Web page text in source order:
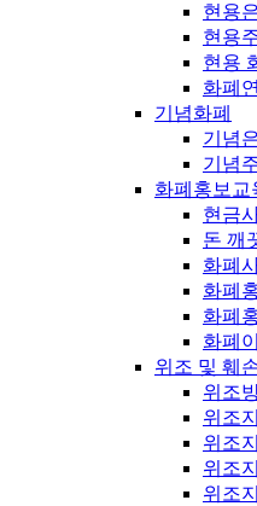
현용
현용
현용
화폐
기념화폐
기념
기념
화폐홍보교
현금
돈 깨
화폐
화폐
화폐
화폐
위조 및 훼
위조
위조
위조
위조
위조